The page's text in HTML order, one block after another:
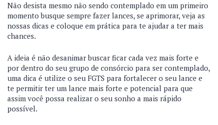
Não desista mesmo não sendo contemplado em um primeiro
momento busque sempre fazer lances, se aprimorar, veja as
nossas dicas e coloque em prática para te ajudar a ter mais
chances.
A ideia é não desanimar buscar ficar cada vez mais forte e
por dentro do seu grupo de consórcio para ser contemplado,
uma dica é utilize o seu FGTS para fortalecer o seu lance e
te permitir ter um lance mais forte e potencial para que
assim você possa realizar o seu sonho a mais rápido
possível.